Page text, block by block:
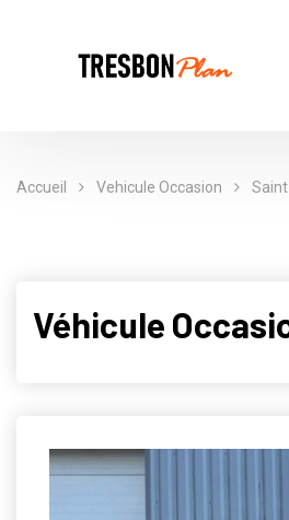
Accueil Vehicule Occasion
Véhicule